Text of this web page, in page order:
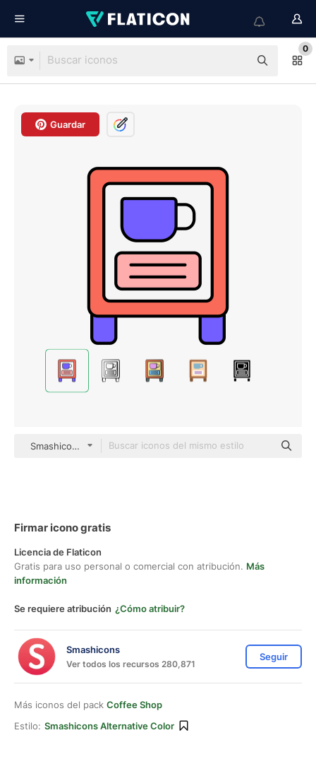
0
Guardar
Smashicons Alternative Color
Firmar icono gratis
Licencia de Flaticon
Gratis para uso personal o comercial con atribución. Más
información
Se requiere atribución ¿Cómo atribuir?
Smashicons
Ver todos los recursos 280,871
Seguir
Más iconos del pack Coffee Shop
Estilo: Smashicons Alternative Color